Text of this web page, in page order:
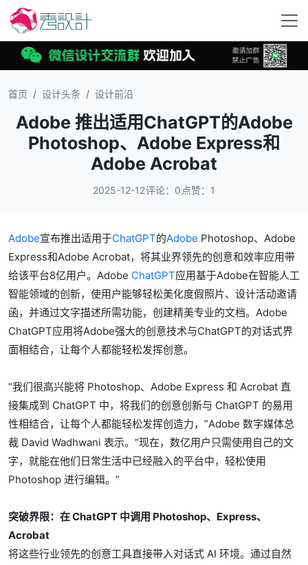
首页 设计头条 设计前沿
Adobe 推出适用ChatGPT的Adobe
Photoshop、Adobe Express和
Adobe Acrobat
2025-12-12评论：0 点赞：1
Adobe宣布推出适用于ChatGPT的Adobe Photoshop、Adobe
Express和Adobe Acrobat，将其业界领先的创意和效率应用带
给该平台8亿用户。Adobe ChatGPT应用基于Adobe在智能人工
智能领域的创新，使用户能够轻松美化度假照片、设计活动邀请
函，并通过文字描述所需功能，创建精美专业的文档。Adobe
ChatGPT应用将Adobe强大的创意技术与ChatGPT的对话式界
面相结合，让每个人都能轻松发挥创意。
“我们很高兴能将 Photoshop、Adobe Express 和 Acrobat 直
接集成到 ChatGPT 中，将我们的创意创新与 ChatGPT 的易用
性相结合，让每个人都能轻松发挥创造力，”Adobe 数字媒体总
裁 David Wadhwani 表示。“现在，数亿用户只需使用自己的文
字，就能在他们日常生活中已经融入的平台中，轻松使用
Photoshop 进行编辑。”
突破界限：在 ChatGPT 中调用 Photoshop、Express、
Acrobat
将这些行业领先的创意工具直接带入对话式 AI 环境。通过自然